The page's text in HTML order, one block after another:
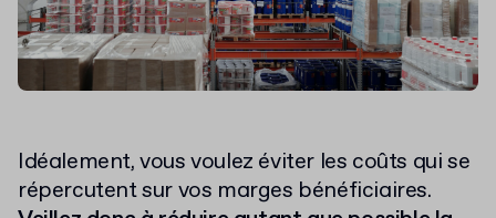
Idéalement, vous voulez éviter les coûts qui se
répercutent sur vos marges bénéficiaires.